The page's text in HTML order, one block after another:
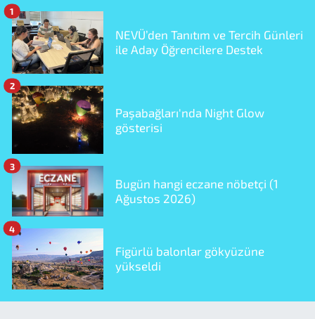
NEVÜ’den Tanıtım ve Tercih Günleri
ile Aday Öğrencilere Destek
1
Paşabağları'nda Night Glow
gösterisi
2
Bugün hangi eczane nöbetçi (1
Ağustos 2026)
3
Figürlü balonlar gökyüzüne
yükseldi
4